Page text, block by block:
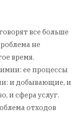
все больше
не
время.
ее процессы
и добывающие, и
и сфера услуг.
отходов